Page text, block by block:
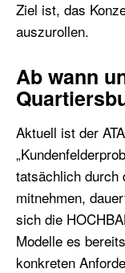
Ziel ist, das
auszurollen.
Ab wann
Aktuell ist der
tatsächlich durch
mitnehmen,
sich die
Modelle es
konkreten